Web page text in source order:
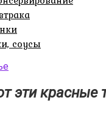
соусы
эти красные